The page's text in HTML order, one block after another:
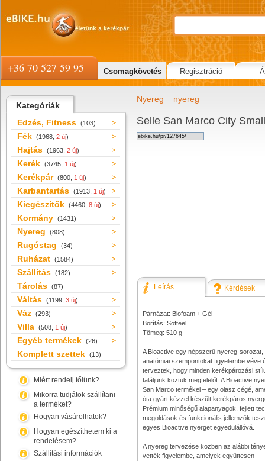
Kategóriák
Edzés, Fitness (103)
Fék (1968, 2 új)
Hajtás (1963, 2 új)
Kerék (3745, 1 új)
Kerékpár (800, 1 új)
Karbantartás (1913, 1 új)
Kiegészítők (4460, 8 új)
Kormány (1431)
Nyereg (808)
Rugóstag (34)
Ruházat (1584)
Szállítás (182)
Tárolás (87)
Váltás (1199, 3 új)
Váz (293)
Villa (508, 1 új)
Egyéb termékek (26)
Komplett szettek (13)
Miért rendelj tőlünk?
Mikorra tudjátok szállítani
a terméket?
Hogyan vásárolhatok?
Hogyan egészíthetem ki a
rendelésem?
Szállítási információk
Nyereg nyereg
Selle San Marco City
Leírás Kérdések
Párnázat: Biofoam + Gél
Borítás: Softeel
Tömeg: 510 g
A Bioactive egy népszerű nyereg-sorozat,
anatómiai szempontokat figyelembe véve
terveztek, hogy minden kerékpározási
találjunk köztük megfelelőt. A Bioactive
San Marco termékei – egy olasz cégé,
óta gyárt kézzel készült kerékpáros
Prémium minőségű alapanyagok, fejlett
megoldások és funkcionális jellemzők
egyes Bioactive nyerget egyedülállóvá.
A nyereg tervezése közben az alábbi
vették figyelembe, amelyek együttesen
+36 70 527 59 95 Csomagkövetés Regisztráció